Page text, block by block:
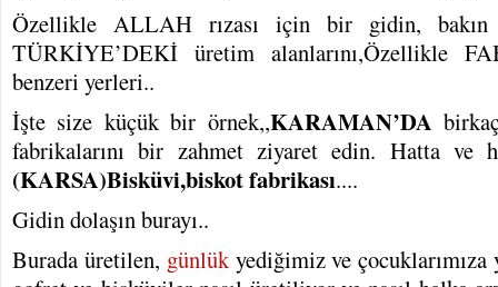
Özellikle ALLAH rızası için bir gidin, bakın
TÜRKİYE’DEKİ üretim alanlarını,Özellikle
benzeri yerleri..
İşte size küçük bir örnek,,KARAMAN’DA
fabrikalarını bir zahmet ziyaret edin. Hatta ve
(KARSA)Bisküvi,biskot fabrikası....
Gidin dolaşın burayı..
Burada üretilen, günlükyediğimiz ve